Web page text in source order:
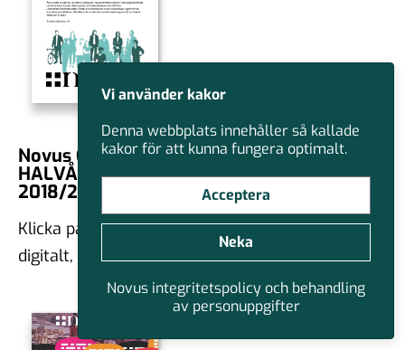
Novus Group International AB:
HALVÅSRRAPPORT | juli – december
2018/2019
Klicka på rapporten nedan för att läsa rapporten
digitalt, det går även att ladda ned rapporten.
Vi använder kakor
Denna webbplats innehåller så kallade
kakor för att kunna fungera optimalt.
Acceptera
Neka
Novus integritetspolicy och behandling
av personuppgifter